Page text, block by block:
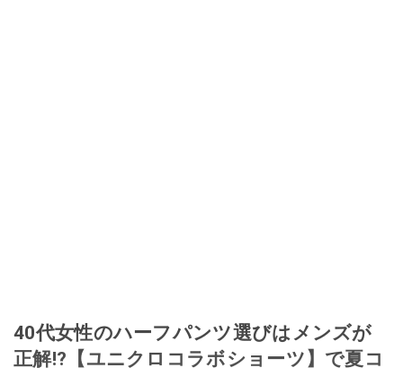
40代女性のハーフパンツ選びはメンズが
正解!?【ユニクロコラボショーツ】で夏コ